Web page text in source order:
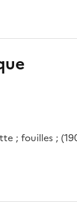
; fouilles ;